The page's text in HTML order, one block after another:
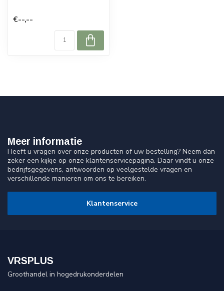
€--,--
Meer informatie
Heeft u vragen over onze producten of uw bestelling? Neem dan
zeker een kijkje op onze klantenservicepagina. Daar vindt u onze
bedrijfsgegevens, antwoorden op veelgestelde vragen en
verschillende manieren om ons te bereiken.
Klantenservice
VRSPLUS
Groothandel in hogedrukonderdelen